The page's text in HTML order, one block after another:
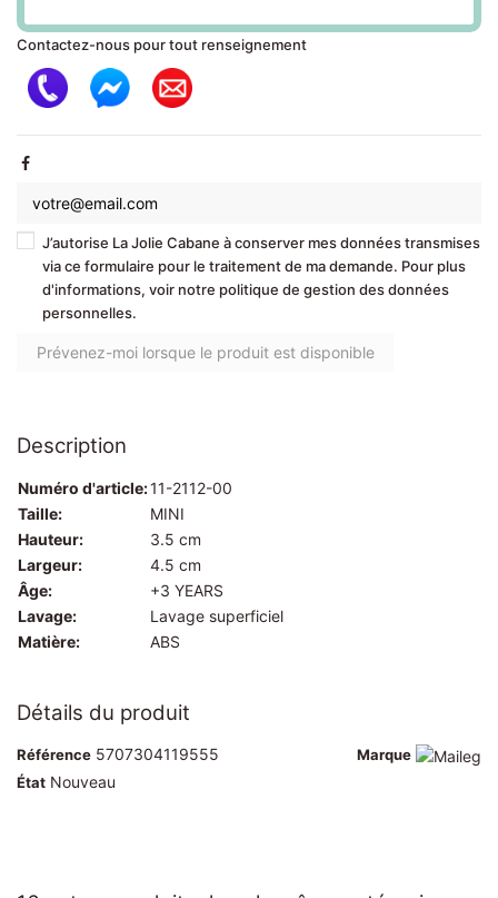
Contactez-nous pour tout renseignement
J’autorise La Jolie Cabane à conserver mes données transmises
via ce formulaire pour le traitement de ma demande. Pour plus
d'informations, voir notre politique de gestion des données
personnelles.
Description
Numéro d'article:11-2112-00
Taille:
MINI
Hauteur:
3.5 cm
Largeur:
4.5 cm
Âge:
+3 YEARS
Lavage:
Lavage superficiel
Matière:
ABS
Détails du produit
Marque
Référence 5707304119555
État Nouveau